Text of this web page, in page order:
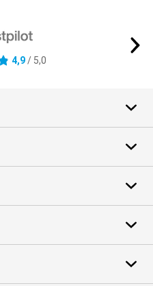
4,9/ 5,0